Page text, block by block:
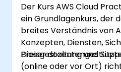
für erweiterte
integrieren.
Der Kurs AWS Cloud
ein Grundlagenkurs, der
breites Verständnis von
Konzepten, Diensten,
Preisgestaltung und
Dieser
(online oder vor Ort)